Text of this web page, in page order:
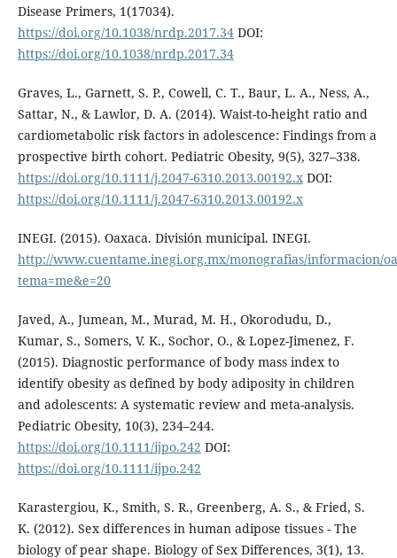
Disease Primers, 1(17034).
https://doi.org/10.1038/nrdp.2017.34DOI:
https://doi.org/10.1038/nrdp.2017.34
Graves, L., Garnett, S. P., Cowell, C. T., Baur, L. A., Ness, A.,
Sattar, N., & Lawlor, D. A. (2014). Waist-to-height ratio and
cardiometabolic risk factors in adolescence: Findings from a
prospective birth cohort. Pediatric Obesity, 9(5), 327–338.
https://doi.org/10.1111/j.2047-6310.2013.00192.xDOI:
https://doi.org/10.1111/j.2047-6310.2013.00192.x
INEGI. (2015). Oaxaca. División municipal. INEGI.
http://www.cuentame.inegi.org.mx/monografias/informacion/
tema=me&e=20
Javed, A., Jumean, M., Murad, M. H., Okorodudu, D.,
Kumar, S., Somers, V. K., Sochor, O., & Lopez-Jimenez, F.
(2015). Diagnostic performance of body mass index to
identify obesity as defined by body adiposity in children
and adolescents: A systematic review and meta-analysis.
Pediatric Obesity, 10(3), 234–244.
https://doi.org/10.1111/ijpo.242 DOI:
https://doi.org/10.1111/ijpo.242
Karastergiou, K., Smith, S. R., Greenberg, A. S., & Fried, S.
K. (2012). Sex differences in human adipose tissues - The
biology of pear shape. Biology of Sex Differences, 3(1), 13.